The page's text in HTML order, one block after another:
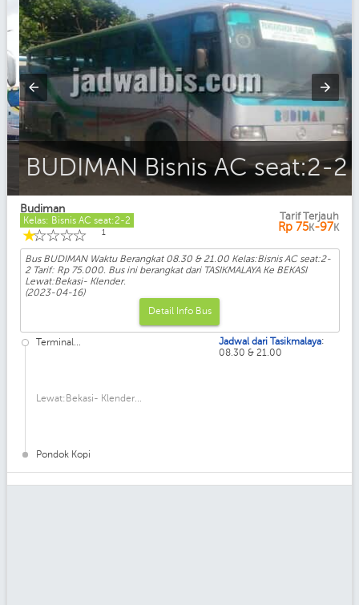
BUDIMAN Bisnis AC seat:2-2
Budiman
Kelas: Bisnis AC seat:2-2
☆
☆
☆
☆
☆ 1
Tarif Terjauh
Rp 75K-97K
Bus BUDIMAN Waktu Berangkat 08.30 & 21.00 Kelas:Bisnis AC seat:2-
2 Tarif: Rp 75.000. Bus ini berangkat dari TASIKMALAYA Ke BEKASI
Lewat:Bekasi- Klender.
(2023-04-16)
Detail Info Bus
Terminal...
Lewat:Bekasi- Klender...
Pondok Kopi
Jadwal dari Tasikmalaya:
08.30 & 21.00